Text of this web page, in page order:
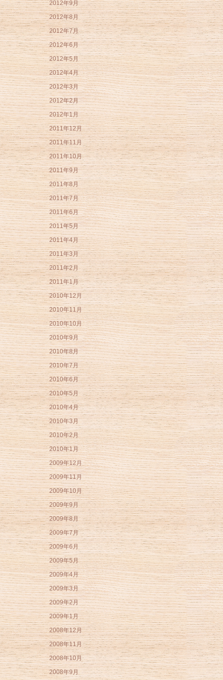
2012年9月
2012年8月
2012年7月
2012年6月
2012年5月
2012年4月
2012年3月
2012年2月
2012年1月
2011年12月
2011年11月
2011年10月
2011年9月
2011年8月
2011年7月
2011年6月
2011年5月
2011年4月
2011年3月
2011年2月
2011年1月
2010年12月
2010年11月
2010年10月
2010年9月
2010年8月
2010年7月
2010年6月
2010年5月
2010年4月
2010年3月
2010年2月
2010年1月
2009年12月
2009年11月
2009年10月
2009年9月
2009年8月
2009年7月
2009年6月
2009年5月
2009年4月
2009年3月
2009年2月
2009年1月
2008年12月
2008年11月
2008年10月
2008年9月